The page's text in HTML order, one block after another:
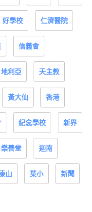
好學校 仁濟醫院
信義會
地利亞 天主教
黃大仙 香港
紀念學校 新界
樂善堂 迦南
山 葉小 新聞